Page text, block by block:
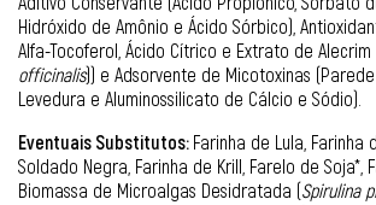
Hidróxido de Amônio e Ácido Sórbico),
Alfa-Tocoferol, Ácido Cítrico e Extrato de Alecrim
officinalis)) e Adsorvente de Micotoxinas
Levedura e Aluminossilicato de Cálcio e Sódio).
Eventuais Substitutos: Farinha de Lula, Farinha
Soldado Negra, Farinha de Krill, Farelo de Soja*,
Biomassa de Microalgas Desidratada (Spirulina